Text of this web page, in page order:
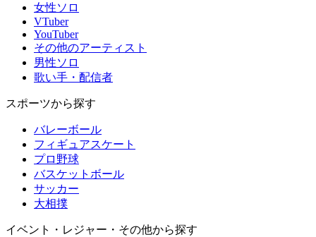
女性ソロ
VTuber
YouTuber
その他のアーティスト
男性ソロ
歌い手・配信者
スポーツから探す
バレーボール
フィギュアスケート
プロ野球
バスケットボール
サッカー
大相撲
イベント・レジャー・その他から探す